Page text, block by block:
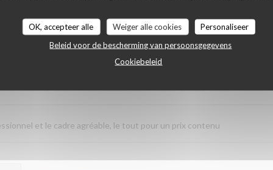
OK, accepteer alle Weiger alle cookies
Personaliseer
Beleid voor de bescherming van persoonsgegevens
Cookiebeleid
et le cadre agréable, le tout pour un prix contenu